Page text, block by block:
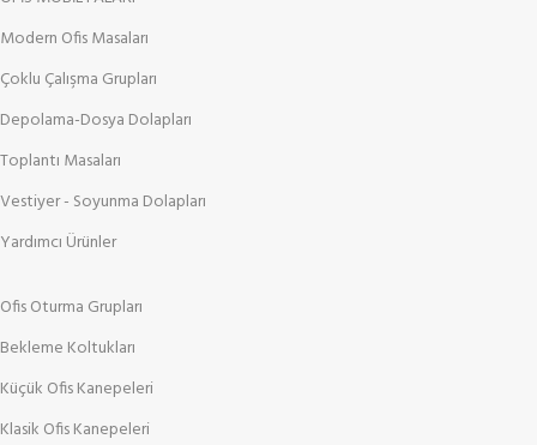
Modern Ofis Masaları
Çoklu Çalışma Grupları
Depolama-Dosya Dolapları
Toplantı Masaları
Vestiyer - Soyunma Dolapları
Yardımcı Ürünler
Ofis Oturma Grupları
Bekleme Koltukları
Küçük Ofis Kanepeleri
Klasik Ofis Kanepeleri